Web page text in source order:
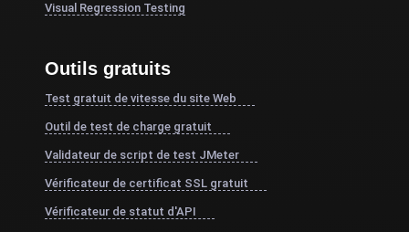
Visual Regression Testing
Outils gratuits
Test gratuit de vitesse du site Web
Outil de test de charge gratuit
Validateur de script de test JMeter
Vérificateur de certificat SSL gratuit
Vérificateur de statut d'API